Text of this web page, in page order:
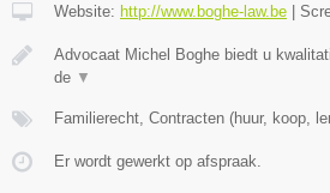
Website: http://www.boghe-law.be
Advocaat Michel Boghe biedt u
de ▼
Familierecht, Contracten (huur, koop,
Er wordt gewerkt op afspraak.